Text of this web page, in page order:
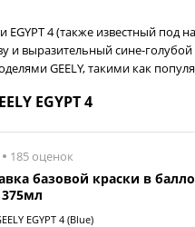
EGYPT 4 (также известный
и выразительный сине-
GEELY, такими как
EGYPT 4
185 оценок
базовой краски в
EGYPT 4 (Blue)